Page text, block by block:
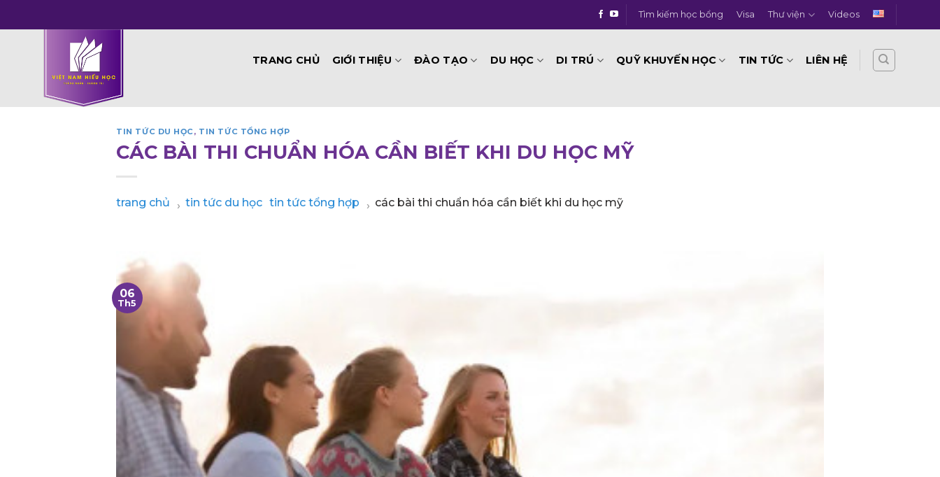
to
Tìm kiếm học bổng Visa Thư viện Videos
TRANG CHỦ GIỚI THIỆU ĐÀO TẠO DU HỌC DI TRÚ QUỸ KHUYẾN HỌC TIN TỨC LIÊN HỆ
TIN TỨC DU HỌC, TIN TỨC TỔNG HỢP
CÁC BÀI THI CHUẨN HÓA CẦN BIẾT KHI DU HỌC MỸ
trang chủ › tin tức du học tin tức tổng hợp › các bài thi chuẩn hóa cần biết khi du học mỹ
06
Th5